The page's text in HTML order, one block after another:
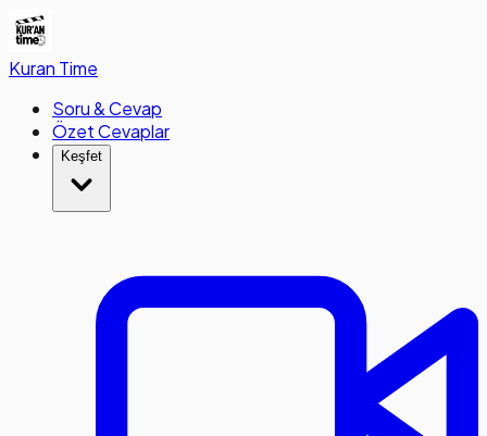
Kuran Time
Soru & Cevap
Özet Cevaplar
Keşfet